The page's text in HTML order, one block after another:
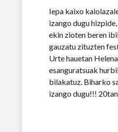
Iepa kaixo
izango dugu
ekin zioten beren
gauzatu zituzten
Urte hauetan
esanguratsuak
bilakatuz. Biharko
izango dugu!!!